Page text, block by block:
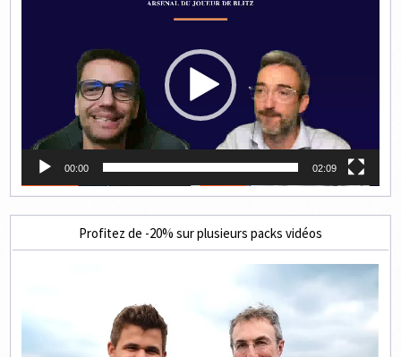
00:00 02:09
Profitez de -20% sur plusieurs packs vidéos